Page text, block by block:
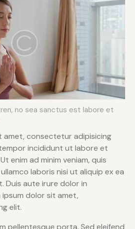
no sea sanctus est labore et
amet, consectetur adipisicing
incididunt ut labore et
enim ad minim veniam, quis
laboris nisi ut aliquip ex ea
Duis aute irure dolor in
dolor sit amet,
elit.
pellentesque porta. Sed eleifend